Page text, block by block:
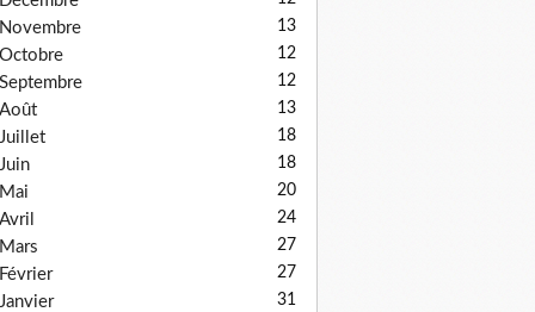
Novembre 13
Octobre 12
Septembre 12
Août 13
Juillet 18
Juin 18
Mai 20
Avril 24
Mars 27
Février 27
Janvier 31